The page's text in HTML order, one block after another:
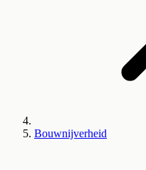
Bouwnijverheid